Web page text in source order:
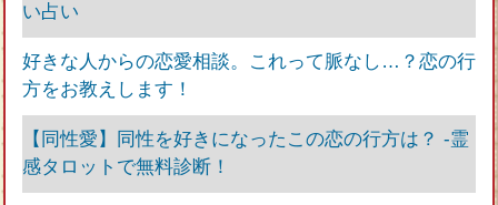
い占い
好きな人からの恋愛相談。これって脈なし…？恋の行
方をお教えします！
【同性愛】同性を好きになったこの恋の行方は？ -霊
感タロットで無料診断！